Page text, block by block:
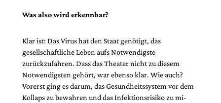
Was also wird erkennbar?
Klar ist: Das Virus hat den Staat genötigt, das
gesellschaftliche Leben aufs Notwendigste
zurückzufahren. Dass das Theater nicht zu diesem
Notwendigsten gehört, war ebenso klar. Wie auch?
Vorerst ging es darum, das Gesundheitssystem vor dem
Kollaps zu bewahren und das Infektionsrisiko zu mi­